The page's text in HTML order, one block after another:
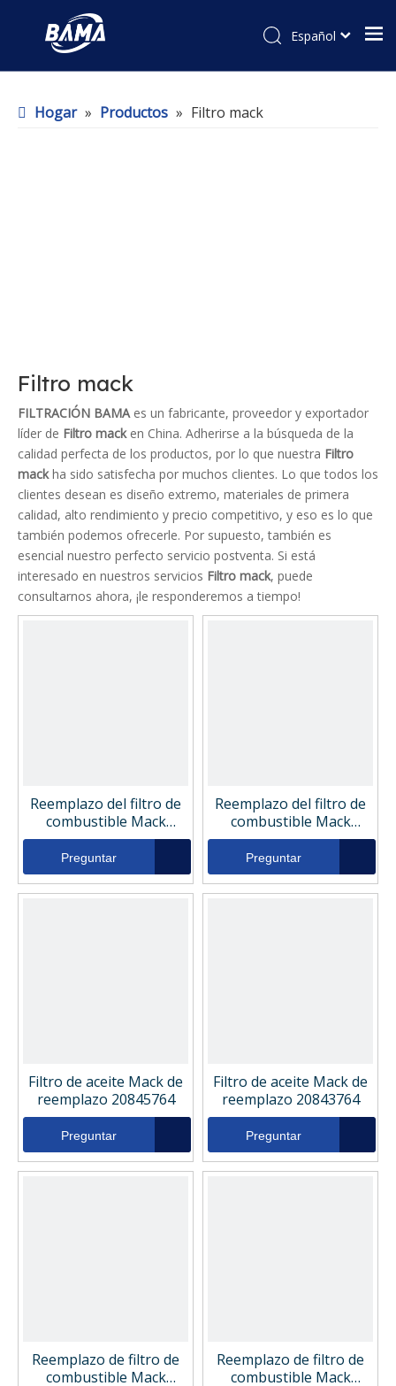
Español
Hogar » Productos » Filtro mack
Filtro mack
FILTRACIÓN BAMAes un fabricante, proveedor y exportador
líder de Filtro macken China. Adherirse a la búsqueda de la
calidad perfecta de los productos, por lo que nuestra Filtro
mackha sido satisfecha por muchos clientes. Lo que todos los
clientes desean es diseño extremo, materiales de primera
calidad, alto rendimiento y precio competitivo, y eso es lo que
también podemos ofrecerle. Por supuesto, también es
esencial nuestro perfecto servicio postventa. Si está
interesado en nuestros servicios Filtro mack, puede
consultarnos ahora, ¡le responderemos a tiempo!
Reemplazo del filtro de
combustible Mack
20976005
Preguntar
Reemplazo del filtro de
combustible Mack
20539582
Preguntar
Filtro de aceite Mack de
reemplazo 20845764
Preguntar
Filtro de aceite Mack de
reemplazo 20843764
Preguntar
Reemplazo de filtro de
combustible Mack
Reemplazo de filtro de
combustible Mack